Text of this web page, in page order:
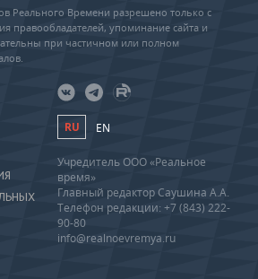
Реального Времени разрешено только с
правообладателей, упоминание сайта и
при частичном или полном
RU EN
Учредитель ООО «Реальное
время»
Главный редактор Саушина А.А.
Телефон редакции: +7 (843) 222-
90-80
info@realnoevremya.ru